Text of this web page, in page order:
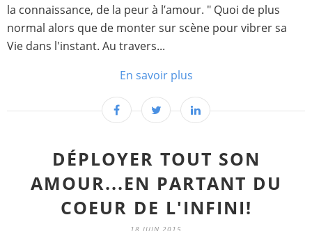
la connaissance, de la peur à l’amour. " Quoi de plus
normal alors que de monter sur scène pour vibrer sa
Vie dans l'instant. Au travers...
En savoir plus
DÉPLOYER TOUT SON
AMOUR...EN PARTANT DU
COEUR DE L'INFINI!
18 JUIN 2015